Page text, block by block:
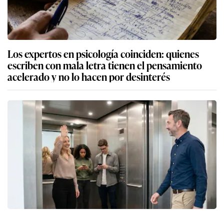
Los expertos en psicología coinciden: quienes
escriben con mala letra tienen el pensamiento
acelerado y no lo hacen por desinterés